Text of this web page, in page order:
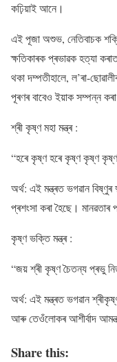
কঢ়িয়াই আনে।
এই পূজা অশুভ, নেতিবাচক
ক্ষতিকাৰক প্ৰভাৱক হত্যা
থকা দম্পতীহালে, ল’ৰা-
পূৰণৰ বাবেও ইয়াক সম্পন্ন
শ্ৰী কৃষ্ণ মহা মন্ত্ৰ :
“হৰে কৃষ্ণ হৰে কৃষ্ণ কৃষ্ণ কৃষ্ণ
অৰ্থ: এই মন্ত্ৰত ভগৱান
প্ৰশংসা কৰা হৈছে। মানৱতাৰ
কৃষ্ণ ভক্তি মন্ত্ৰ :
“জয় শ্ৰী কৃষ্ণ চৈতন্য প্ৰভু
অৰ্থ: এই মন্ত্ৰত ভগৱান
আৰু তেওঁলোকৰ আশীৰ্বাদ
Share this: